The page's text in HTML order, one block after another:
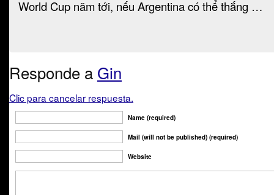
World Cup năm tới, nếu Argentina có thể thắng …
Responde a Gin
Clic para cancelar respuesta.
Name (required)
Mail (will not be published) (required)
Website